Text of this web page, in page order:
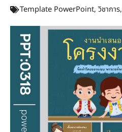
Template PowerPoint,วิชาการ,